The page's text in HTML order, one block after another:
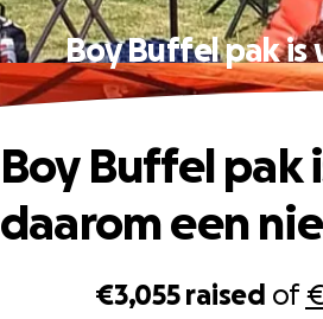
Boy Buffel pak is
€3,055 raised of
Boy Buffel pak
daarom een